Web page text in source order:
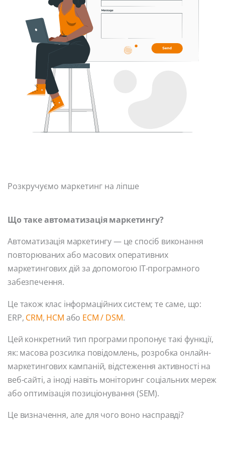
Розкручуємо маркетинг на ліпше
Що таке автоматизація маркетингу?
Автоматизація маркетингу — це спосіб виконання
повторюваних або масових оперативних
маркетингових дій за допомогою ІТ-програмного
забезпечення.
Це також клас інформаційних систем; те саме, що:
ERP, CRM, HCM або ECM / DSM.
Цей конкретний тип програми пропонує такі функції,
як: масова розсилка повідомлень, розробка онлайн-
маркетингових кампаній, відстеження активності на
веб-сайті, а іноді навіть моніторинг соціальних мереж
або оптимізація позиціонування (SEM).
Це визначення, але для чого воно насправді?